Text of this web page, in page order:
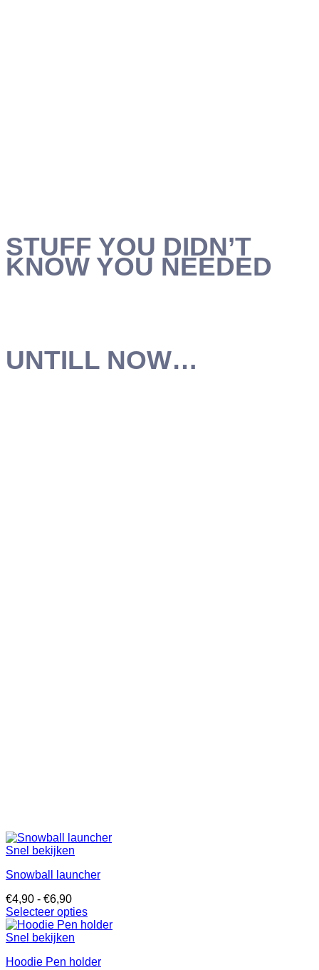
STUFF YOU DIDN’T
KNOW YOU NEEDED
UNTILL NOW…
Snel bekijken
Snowball launcher
€4,90 - €6,90Prijsklasse:
€4,90
tot
€6,90
Selecteer opties
Dit
product
meerdere
Snel bekijken
Hoodie Pen holder